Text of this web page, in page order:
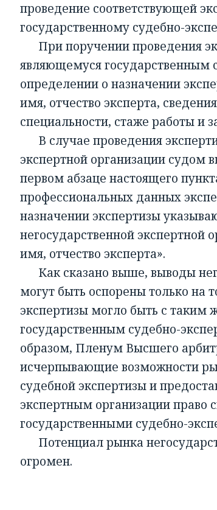
проведение соответствующей
государственному судебно-
При поручении проведения
являющемуся государственным
определении о назначении
имя, отчество эксперта,
специальности, стаже работы и
В случае проведения
экспертной организации судом
первом абзаце настоящего
профессиональных данных
назначении экспертизы
негосударственной экспертной
имя, отчество эксперта».
Как сказано выше, выводы
могут быть оспорены только на
экспертизы могло быть с таким
государственным судебно-
образом, Пленум Высшего
исчерпывающие возможности
судебной экспертизы и
экспертным организации право
государственными судебно-
Потенциал рынка
огромен.